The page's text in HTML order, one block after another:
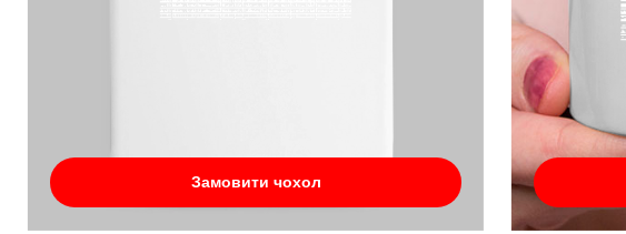
Замовити чохол